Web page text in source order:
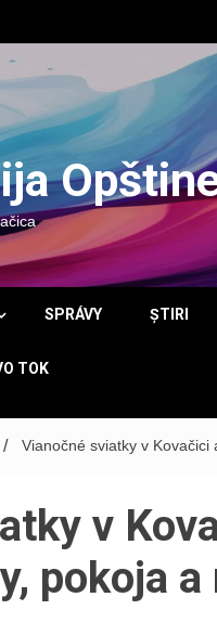
SPRÁVY ȘTIRI
TOK
Vianočné sviatky v
v
pokoja